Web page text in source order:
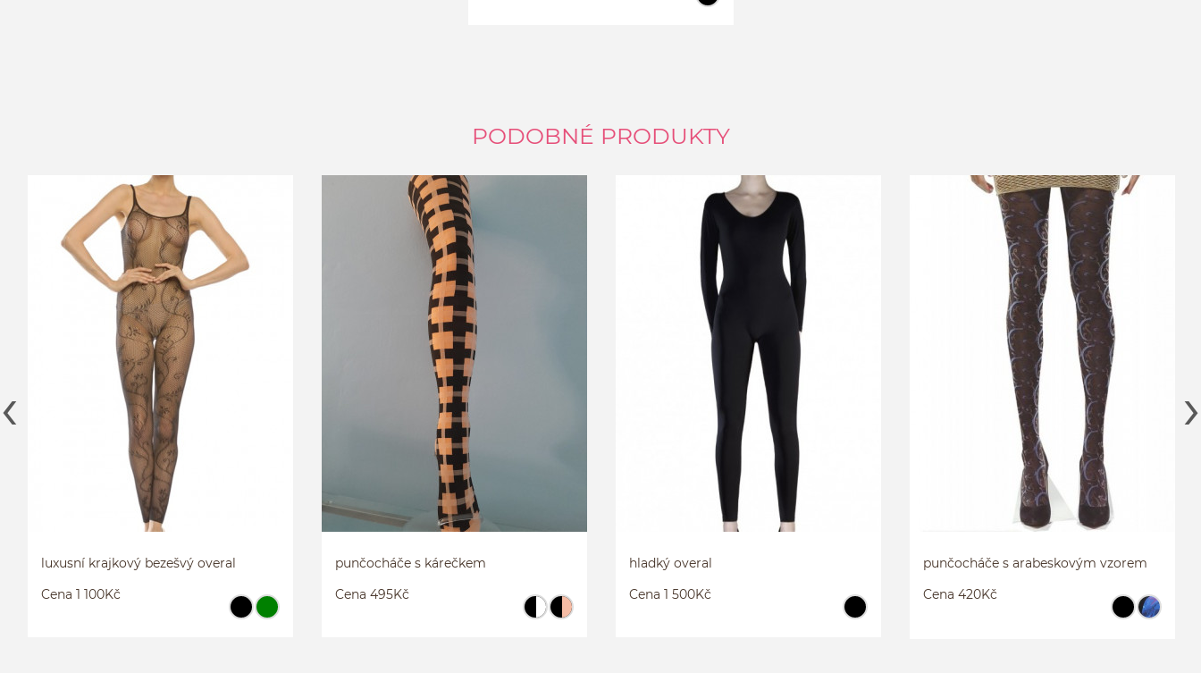
PODOBNÉ PRODUKTY
VLNĚNÉ VROUBKOVANÉ
PUNČOCHÁČE SCREENPLAY
luxusní krajkový bezešvý overal
Cena 1 100Kč
LUXUSNÍ KRAJKOVÝ BEZEŠVÝ
S/M
M/L
punčocháče s kárečkem
Cena 495Kč
PUNČOCHÁČE S KÁREČKEM
hladký overal
Cena 1 500Kč
punčocháče s arabeskovým vzorem
Cena 420Kč